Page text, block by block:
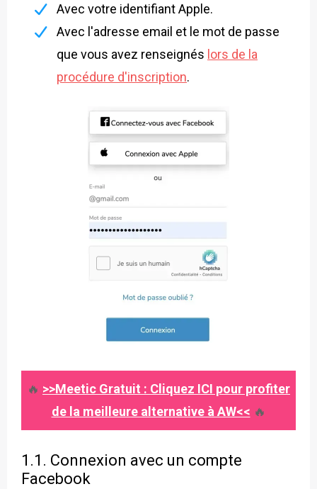
Avec votre identifiant Apple.
Avec l'adresse email et le mot de passe
que vous avez renseignés lors de la
procédure d'inscription.
🔥 >>Meetic Gratuit : Cliquez ICI pour profiter
de la meilleure alternative à AW<< 🔥
1.1. Connexion avec un compte
Facebook